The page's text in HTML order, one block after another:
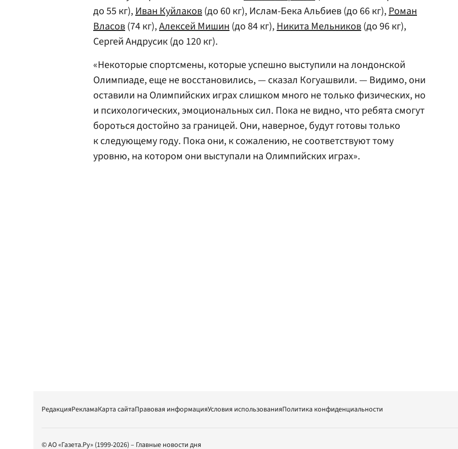
до 55 кг),Иван Куйлаков(до 60 кг), Ислам-Бека Альбиев (до 66 кг),Роман
Власов(74 кг),Алексей Мишин(до 84 кг),Никита Мельников(до 96 кг),
Сергей Андрусик (до 120 кг).
«Некоторые спортсмены, которые успешно выступили на лондонской
Олимпиаде, еще не восстановились, — сказал Когуашвили. — Видимо, они
оставили на Олимпийских играх слишком много не только физических, но
и психологических, эмоциональных сил. Пока не видно, что ребята смогут
бороться достойно за границей. Они, наверное, будут готовы только
к следующему году. Пока они, к сожалению, не соответствуют тому
уровню, на котором они выступали на Олимпийских играх».
РедакцияРекламаКарта сайтаПравовая информацияУсловия использованияПолитика конфиденциальности
© АО «Газета.Ру» (1999-2026) – Главные новости дня